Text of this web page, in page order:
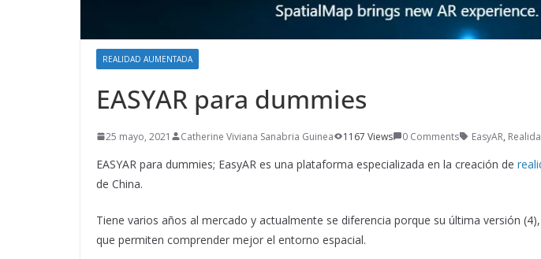
REALIDAD AUMENTADA
EASYAR para dummies
25 mayo, 2021 Catherine Viviana Sanabria Guinea 1167 Views 0 Comments EasyAR,
EASYAR para dummies; EasyAR es una plataforma especializada en la creación de
de China.
Tiene varios años al mercado y actualmente se diferencia porque su última versión
que permiten comprender mejor el entorno espacial.